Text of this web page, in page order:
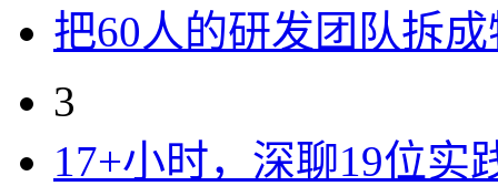
把60人的研发团队拆
3
17+小时，深聊19位实